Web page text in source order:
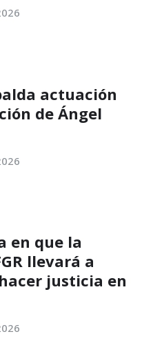
actuación
de Ángel
en que la
llevará a
justicia en